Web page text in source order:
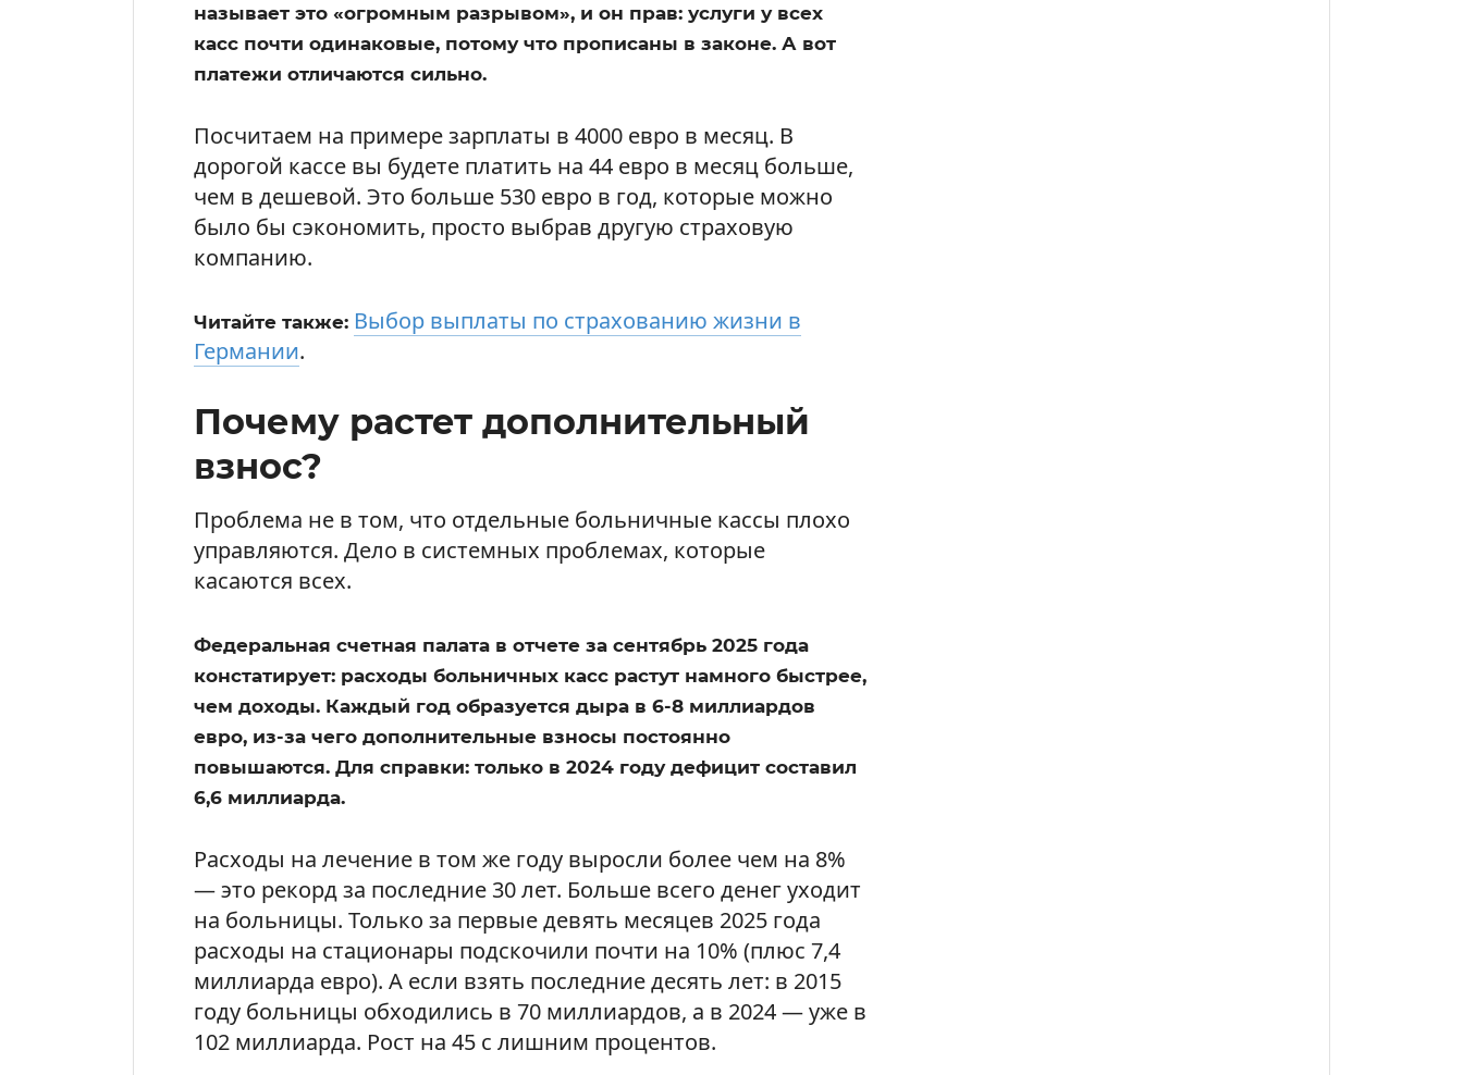
называет это «огромным разрывом», и он прав: услуги у всех
касс почти одинаковые, потому что прописаны в законе. А вот
платежи отличаются сильно.
Посчитаем на примере зарплаты в 4000 евро в месяц. В
дорогой кассе вы будете платить на 44 евро в месяц больше,
чем в дешевой. Это больше 530 евро в год, которые можно
было бы сэкономить, просто выбрав другую страховую
компанию.
Читайте также: Выбор выплаты по страхованию жизни в
Германии.
Почему растет дополнительный
взнос?
Проблема не в том, что отдельные больничные кассы плохо
управляются. Дело в системных проблемах, которые
касаются всех.
Федеральная счетная палата в отчете за сентябрь 2025 года
констатирует: расходы больничных касс растут намного быстрее,
чем доходы. Каждый год образуется дыра в 6-8 миллиардов
евро, из-за чего дополнительные взносы постоянно
повышаются. Для справки: только в 2024 году дефицит составил
6,6 миллиарда.
Расходы на лечение в том же году выросли более чем на 8%
— это рекорд за последние 30 лет. Больше всего денег уходит
на больницы. Только за первые девять месяцев 2025 года
расходы на стационары подскочили почти на 10% (плюс 7,4
миллиарда евро). А если взять последние десять лет: в 2015
году больницы обходились в 70 миллиардов, а в 2024 — уже в
102 миллиарда. Рост на 45 с лишним процентов.